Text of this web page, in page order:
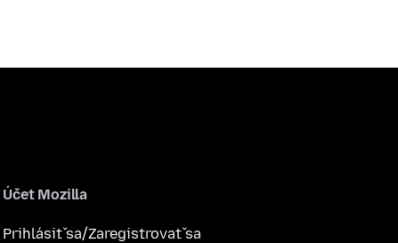
Účet Mozilla
Prihlásiť sa/Zaregistrovať sa